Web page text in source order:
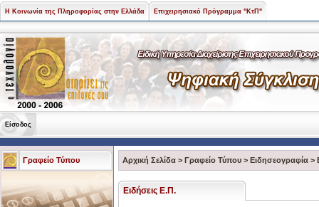
Η Κοινωνία της Πληροφορίας στην Ελλάδα Επιχειρησιακό Πρόγραμμα "ΚτΠ"
Είσοδος
Γραφείο Τύπου Αρχική Σελίδα > Γραφείο Τύπου > Ειδησεογραφία >
Ειδήσεις Ε.Π.